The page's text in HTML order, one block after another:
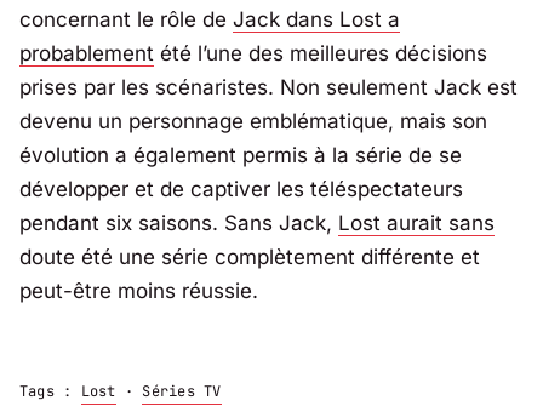
concernant le rôle de Jack dans Lost a
probablement été l’une des meilleures décisions
prises par les scénaristes. Non seulement Jack est
devenu un personnage emblématique, mais son
évolution a également permis à la série de se
développer et de captiver les téléspectateurs
pendant six saisons. Sans Jack, Lost aurait sans
doute été une série complètement différente et
peut-être moins réussie.
Tags : Lost · Séries TV